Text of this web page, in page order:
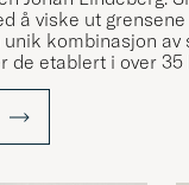
å viske ut
kombinasjon av
de etablert i over 35
ved å skape plagg
sortimentet